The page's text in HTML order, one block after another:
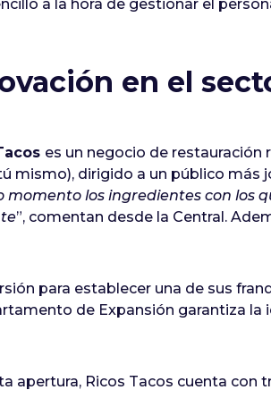
a la hora de gestionar el
en el
es un negocio de restauración
mismo), dirigido a un público más
momento los ingredientes con los
”, comentan desde la Central.
para establecer una de sus
de Expansión garantiza
apertura, Ricos Tacos cuenta con